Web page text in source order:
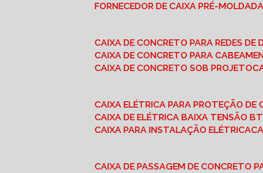
FORNECEDOR DE CAIXA PRÉ-
CAIXA DE CONCRETO PARA REDES DE
CAIXA DE CONCRETO PARA
CAIXA DE CONCRETO SOB PROJETO
CAIXA ELÉTRICA PARA PROTEÇÃO DE
CAIXA DE ELÉTRICA BAIXA TENSÃO BT
CAIXA PARA INSTALAÇÃO ELÉTRICA
CAIXA DE PASSAGEM DE CONCRETO